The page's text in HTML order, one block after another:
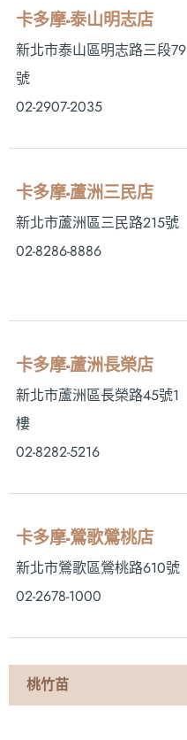
卡多摩-泰山明志店
新北市泰山區明志路三段79
號
02-2907-2035
卡多摩-蘆洲三民店
新北市蘆洲區三民路215號
02-8286-8886
卡多摩-蘆洲長榮店
新北市蘆洲區長榮路45號1
樓
02-8282-5216
卡多摩-鶯歌鶯桃店
新北市鶯歌區鶯桃路610號
02-2678-1000
桃竹苗